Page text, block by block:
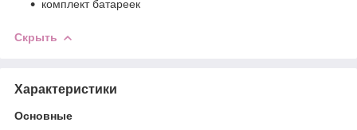
комплект батареек
Скрыть
Характеристики
Основные